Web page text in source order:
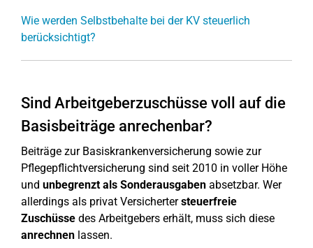
Wie werden Selbstbehalte bei der KV steuerlich
berücksichtigt?
Sind Arbeitgeberzuschüsse voll auf die
Basisbeiträge anrechenbar?
Beiträge zur Basiskrankenversicherung sowie zur
Pflegepflichtversicherung sind seit 2010 in voller Höhe
und unbegrenzt als Sonderausgaben absetzbar. Wer
allerdings als privat Versichertersteuerfreie
Zuschüsse des Arbeitgebers erhält, muss sich diese
anrechnen lassen.